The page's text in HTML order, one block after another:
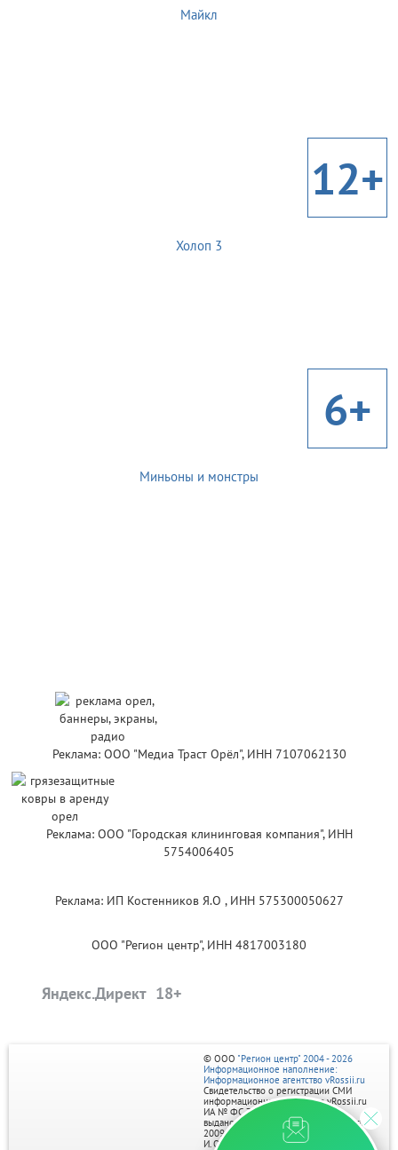
Майкл
12+
Холоп 3
6+
Миньоны и монстры
Реклама: ООО "Медиа Траст Орёл", ИНН 7107062130
Реклама: ООО "Городская клининговая компания", ИНН
5754006405
Реклама: ИП Костенников Я.О , ИНН 575300050627
ООО "Регион центр", ИНН 4817003180
Яндекс.Директ
© ООО "Регион центр" 2004 - 2026
Информационное наполнение:
Информационное агентство vRossii.ru
Свидетельство о регистрации СМИ
информационного агентства vRossii.ru
ИА № ФС 77‑35502
выдано РОСКОМНАДЗОРом 04 марта
2009г.
И. О. Главного редактора Нарыков А. Н.